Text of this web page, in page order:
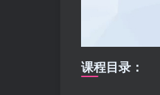
课程目录：